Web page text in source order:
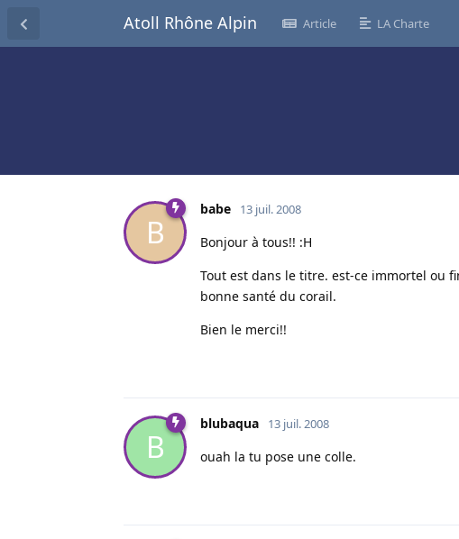
Atoll Rhône Alpin Article LA Charte
B
babe 13 juil. 2008
Bonjour à tous!! :H
Tout est dans le titre. est-ce immortel ou
bonne santé du corail.
Bien le merci!!
B
blubaqua 13 juil. 2008
ouah la tu pose une colle.